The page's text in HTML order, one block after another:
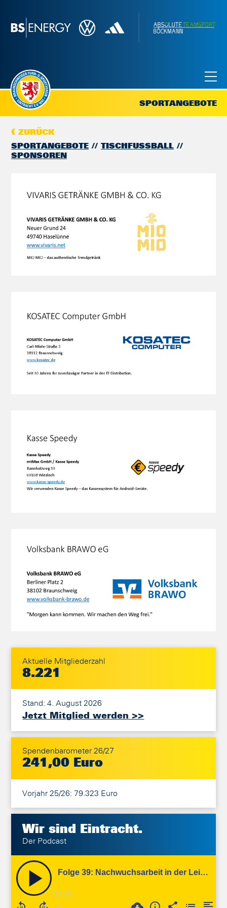
SPORTANGEBOTE
SPORTANGEBOTE
TISCHFUSSBALL
SPONSOREN
ZURÜCK
Aktuelle Mitgliederzahl
8.221
Stand: 4. August 2026
Jetzt Mitglied werden >>
Spendenbarometer 26/27
241,00 Euro
Vorjahr 25/26: 79.323 Euro
Wir sind Eintracht.
Der Podcast